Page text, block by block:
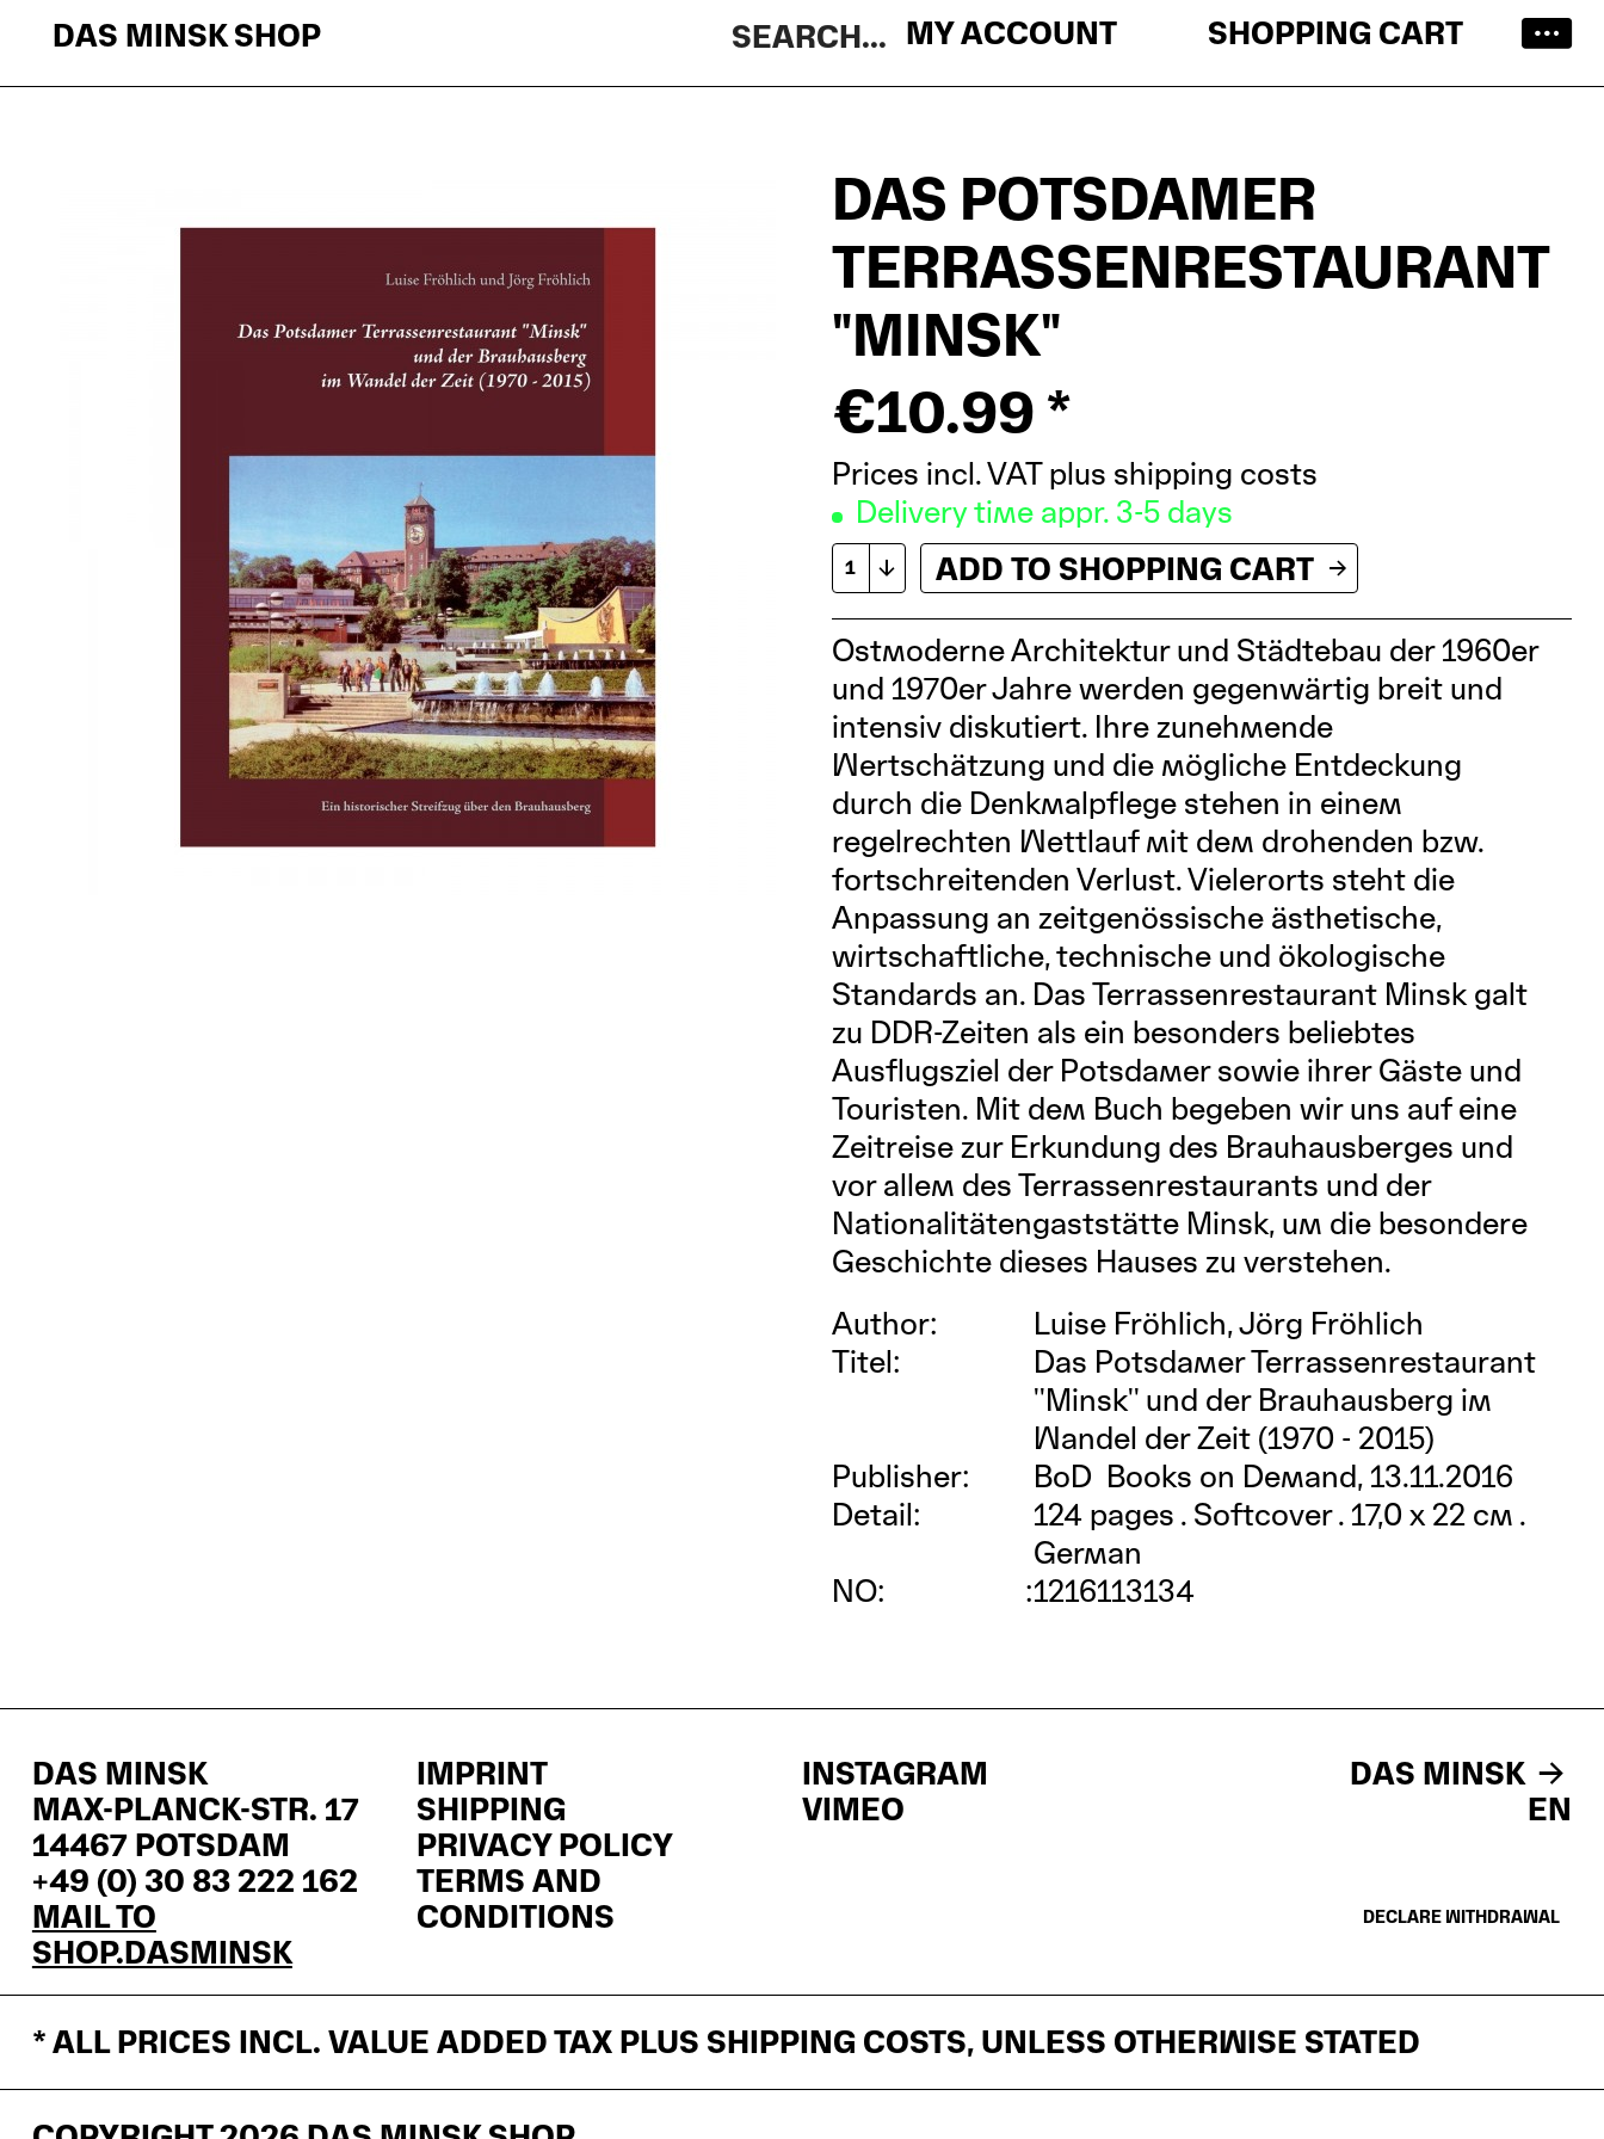
DAS MINSK SHOP MY ACCOUNT SHOPPING CART
DAS POTSDAMER
TERRASSENRESTAURANT
"MINSK"
€10.99 *
Prices incl. VATplus shipping costs
Delivery time appr. 3-5 days
ADD TO SHOPPING CART
Ostmoderne Architektur und Städtebau der 1960er
und 1970er Jahre werden gegenwärtig breit und
intensiv diskutiert. Ihre zunehmende
Wertschätzung und die mögliche Entdeckung
durch die Denkmalpflege stehen in einem
regelrechten Wettlauf mit dem drohenden bzw.
fortschreitenden Verlust. Vielerorts steht die
Anpassung an zeitgenössische ästhetische,
wirtschaftliche, technische und ökologische
Standards an. Das Terrassenrestaurant Minsk galt
zu DDR-Zeiten als ein besonders beliebtes
Ausflugsziel der Potsdamer sowie ihrer Gäste und
Touristen. Mit dem Buch begeben wir uns auf eine
Zeitreise zur Erkundung des Brauhausberges und
vor allem des Terrassenrestaurants und der
Nationalitätengaststätte Minsk, um die besondere
Geschichte dieses Hauses zu verstehen.
Author:
Luise Fröhlich, Jörg Fröhlich
Titel:
Das Potsdamer Terrassenrestaurant
''Minsk'' und der Brauhausberg im
Wandel der Zeit (1970 - 2015)
Publisher:
BoD  Books on Demand, 13.11.2016
Detail:
124 pages . Softcover . 17,0 x 22 cm .
German
NO: :1216113134
DAS MINSK
MAX-PLANCK-STR. 17
14467 POTSDAM
+49 (0) 30 83 222 162
MAIL TO
SHOP.DASMINSK
IMPRINT
SHIPPING
PRIVACY POLICY
TERMS AND
CONDITIONS
INSTAGRAM
VIMEO
DAS MINSK
EN
DECLARE WITHDRAWAL
* ALL PRICES INCL. VALUE ADDED TAX PLUS SHIPPING COSTS, UNLESS OTHERWISE STATED